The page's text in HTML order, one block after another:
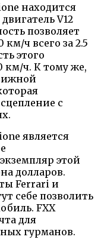
находится
V12
позволяет
ч всего за 2.5
этого
км/ч. К тому же,
с
является
этой
долларов.
Ferrari и
себе позволить
FXX
для
гурманов.